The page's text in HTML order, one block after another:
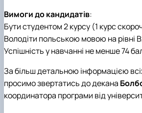
Вимоги до кандидатів:
Бути студентом 2 курсу (1 курс
Володіти польською мовою на рівні
Успішність у навчанні не менше 74
За більш детальною інформацією
просимо звертатись до декана
координатора програми від